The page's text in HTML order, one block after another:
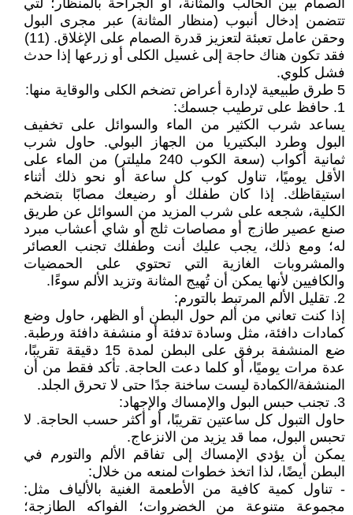
الصمام بين الحالب والمثانة، أو الجراحة بالمنظار؛ لتي
تتضمن إدخال أنبوب (منظار المثانة) عبر مجرى البول
وحقن عامل تعبئة لتعزيز قدرة الصمام على الإغلاق. (11)
فقد تكون هناك حاجة إلى غسيل الكلى أو زرعها إذا حدث
فشل كلوي.
5 طرق طبيعية لإدارة أعراض تضخم الكلى والوقاية منها:
1. حافظ على ترطيب جسمك:
يساعد شرب الكثير من الماء والسوائل على تخفيف
البول وطرد البكتيريا من الجهاز البولي. حاول شرب
ثمانية أكواب (سعة الكوب 240 مليلتر) من الماء على
الأقل يوميًا، تناول كوب كل ساعة أو نحو ذلك أثناء
استيقاظك. إذا كان طفلك أو رضيعك مصابًا بتضخم
الكلية، شجعه على شرب المزيد من السوائل عن طريق
صنع عصير طازج أو مصاصات ثلج أو شاي أعشاب مبرد
له؛ ومع ذلك، يجب عليك أنت وطفلك تجنب العصائر
والمشروبات الغازية التي تحتوي على الحمضيات
والكافيين لأنها يمكن أن تُهيج المثانة وتزيد الألم سوءًا.
2. تقليل الألم المرتبط بالتورم:
إذا كنت تعاني من ألم حول البطن أو الظهر، حاول وضع
كمادات دافئة، مثل وسادة تدفئة أو منشفة دافئة ورطبة.
ضع المنشفة برفق على البطن لمدة 15 دقيقة تقريبًا،
عدة مرات يوميًا، أو كلما دعت الحاجة. تأكد فقط من أن
المنشفة/الكمادة ليست ساخنة جدًا حتى لا تحرق الجلد.
3. تجنب حبس البول والإمساك والإجهاد:
حاول التبول كل ساعتين تقريبًا، أو أكثر حسب الحاجة. لا
تحبس البول، مما قد يزيد من الانزعاج.
يمكن أن يؤدي الإمساك إلى تفاقم الألم والتورم في
البطن أيضًا، لذا اتخذ خطوات لمنعه من خلال:
- تناول كمية كافية من الأطعمة الغنية بالألياف مثل:
مجموعة متنوعة من الخضروات؛ الفواكه الطازجة؛